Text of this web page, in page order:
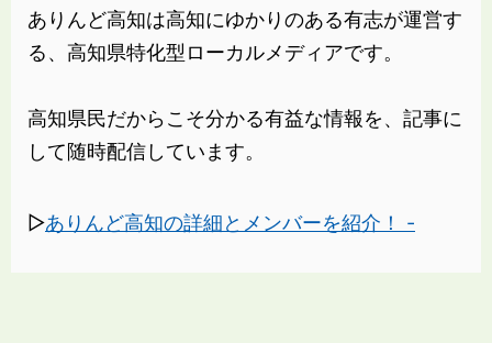
ありんど高知は高知にゆかりのある有志が運営す
る、高知県特化型ローカルメディアです。
高知県民だからこそ分かる有益な情報を、記事に
して随時配信しています。
▷ありんど高知の詳細とメンバーを紹介！ -